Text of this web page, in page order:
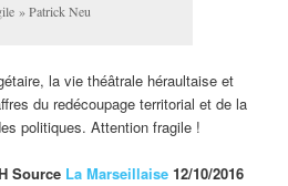
» Patrick Neu
la vie théâtrale héraultaise et
du redécoupage territorial et de la
politiques. Attention fragile !
Source La Marseillaise 12/10/2016